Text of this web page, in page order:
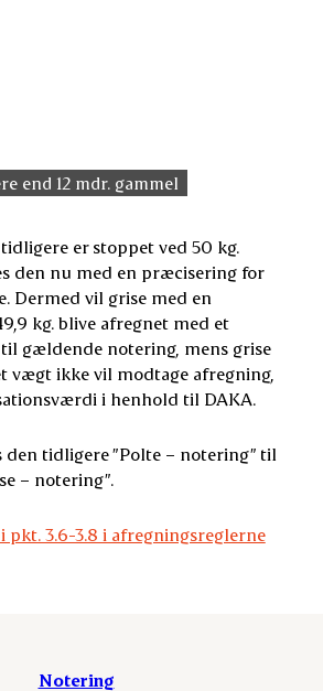
end 12 mdr. gammel
er stoppet ved 50 kg.
den nu med en præcisering for
Dermed vil grise med en
kg. blive afregnet med et
gældende notering, mens grise
vægt ikke vil modtage afregning,
i henhold til DAKA.
tidligere ”Polte – notering” til
– notering”.
pkt. 3.6-3.8 i afregningsreglerne
Notering